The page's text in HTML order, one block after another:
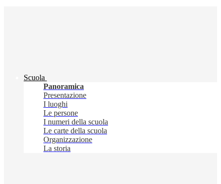
Scuola
Panoramica
Presentazione
I luoghi
Le persone
I numeri della scuola
Le carte della scuola
Organizzazione
La storia